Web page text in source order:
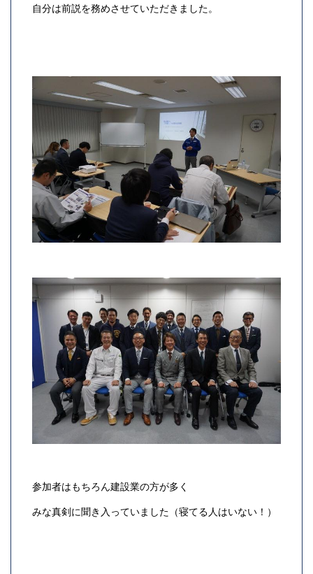
自分は前説を務めさせていただきました。
参加者はもちろん建設業の方が多く
みな真剣に聞き入っていました（寝てる人はいない！）